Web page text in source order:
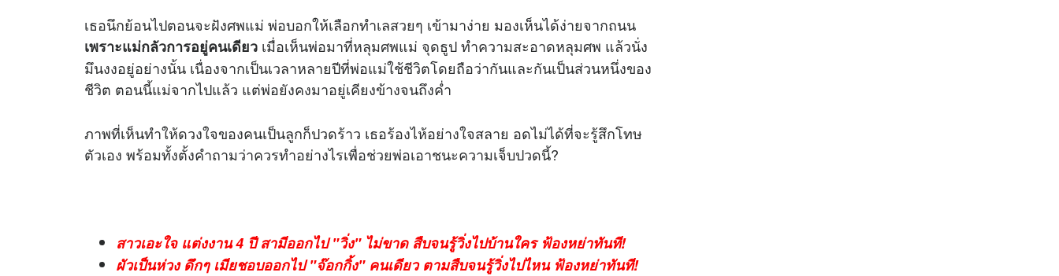
เธอนึกย้อนไปตอนจะฝังศพแม่ พ่อบอกให้เลือกทำเลสวยๆ เข้ามาง่าย มองเห็นได้ง่ายจากถนน
เพราะแม่กลัวการอยู่คนเดียว เมื่อเห็นพ่อมาที่หลุมศพแม่ จุดธูป ทำความสะอาดหลุมศพ แล้วนั่ง
มึนงงอยู่อย่างนั้น เนื่องจากเป็นเวลาหลายปีที่พ่อแม่ใช้ชีวิตโดยถือว่ากันและกันเป็นส่วนหนึ่งของ
ชีวิต ตอนนี้แม่จากไปแล้ว แต่พ่อยังคงมาอยู่เคียงข้างจนถึงค่ำ
ภาพที่เห็นทำให้ดวงใจของคนเป็นลูกก็ปวดร้าว เธอร้องไห้อย่างใจสลาย อดไม่ได้ที่จะรู้สึกโทษ
ตัวเอง พร้อมทั้งตั้งคำถามว่าควรทำอย่างไรเพื่อช่วยพ่อเอาชนะความเจ็บปวดนี้?
สาวเอะใจ แต่งงาน 4 ปี สามีออกไป "วิ่ง" ไม่ขาด สืบจนรู้วิ่งไปบ้านใคร ฟ้องหย่าทันที!
ผัวเป็นห่วง ดึกๆ เมียชอบออกไป "จ๊อกกิ้ง" คนเดียว ตามสืบจนรู้วิ่งไปไหน ฟ้องหย่าทันที!